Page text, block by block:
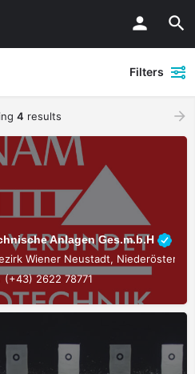
Filters
4 results
Anlagen Ges.m.b.H
Wiener Neustadt,
(+43) 2622 78771